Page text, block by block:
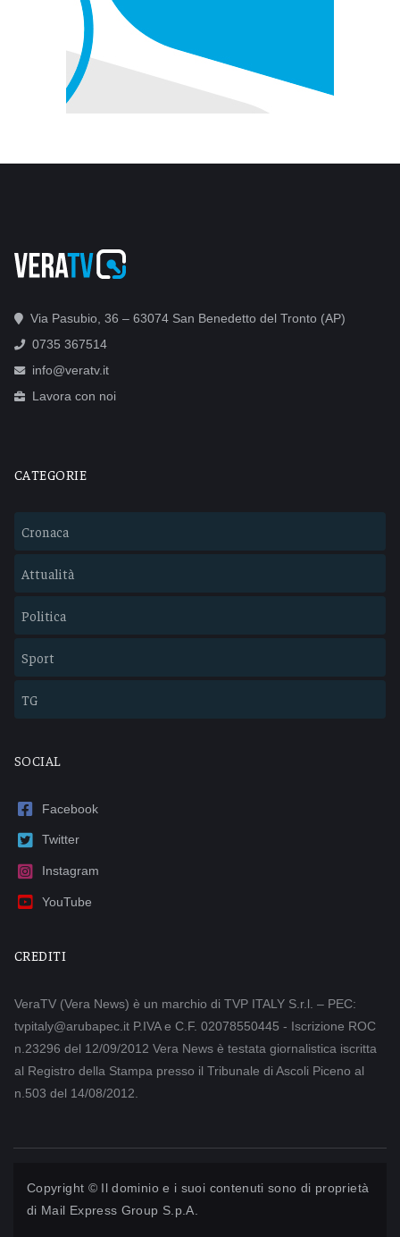
Via Pasubio, 36 – 63074 San Benedetto del Tronto (AP)
0735 367514
info@veratv.it
Lavora con noi
CATEGORIE
Cronaca
Attualità
Politica
Sport
TG
SOCIAL
Facebook
Twitter
Instagram
YouTube
CREDITI
VeraTV (Vera News) è un marchio di TVP ITALY S.r.l. – PEC:
tvpitaly@arubapec.it P.IVA e C.F. 02078550445 - Iscrizione ROC
n.23296 del 12/09/2012 Vera News è testata giornalistica iscritta
al Registro della Stampa presso il Tribunale di Ascoli Piceno al
n.503 del 14/08/2012.
Copyright © Il dominio e i suoi contenuti sono di proprietà
di Mail Express Group S.p.A.